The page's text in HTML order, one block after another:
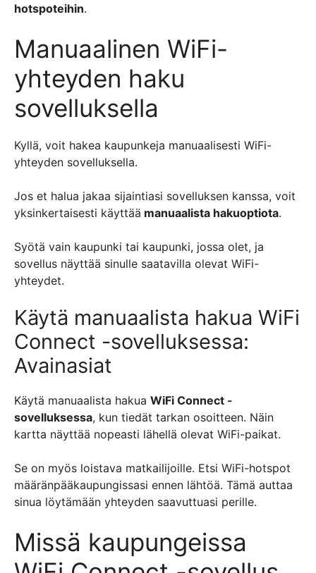
hotspoteihin.
Manuaalinen WiFi-
yhteyden haku
sovelluksella
Kyllä, voit hakea kaupunkeja manuaalisesti WiFi-
yhteyden sovelluksella.
Jos et halua jakaa sijaintiasi sovelluksen kanssa, voit
yksinkertaisesti käyttää manuaalista hakuoptiota.
Syötä vain kaupunki tai kaupunki, jossa olet, ja
sovellus näyttää sinulle saatavilla olevat WiFi-
yhteydet.
Käytä manuaalista hakua WiFi
Connect -sovelluksessa:
Avainasiat
Käytä manuaalista hakua WiFi Connect -
sovelluksessa, kun tiedät tarkan osoitteen. Näin
kartta näyttää nopeasti lähellä olevat WiFi-paikat.
Se on myös loistava matkailijoille. Etsi WiFi-hotspot
määränpääkaupungissasi ennen lähtöä. Tämä auttaa
sinua löytämään yhteyden saavuttuasi perille.
Missä kaupungeissa